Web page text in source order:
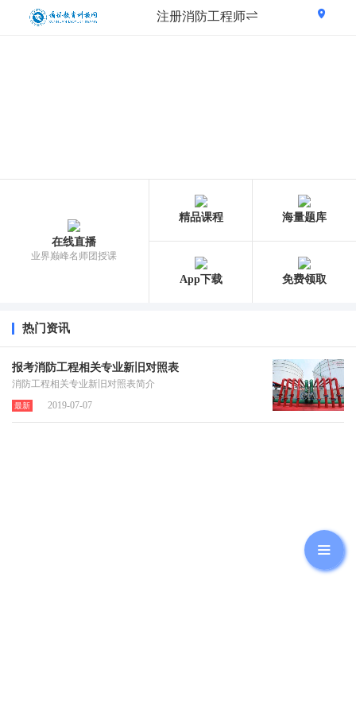
注册消防工程师
在线直播
业界巅峰名师团授课
精品课程 海量题库
App下载 免费领取
热门资讯
报考消防工程相关专业新旧对照表
消防工程相关专业新旧对照表简介
最新 2019-07-07